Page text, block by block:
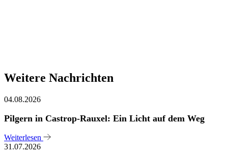
Weitere Nachrichten
04.08.2026
Pilgern in Castrop-Rauxel: Ein Licht auf dem Weg
Weiterlesen
31.07.2026